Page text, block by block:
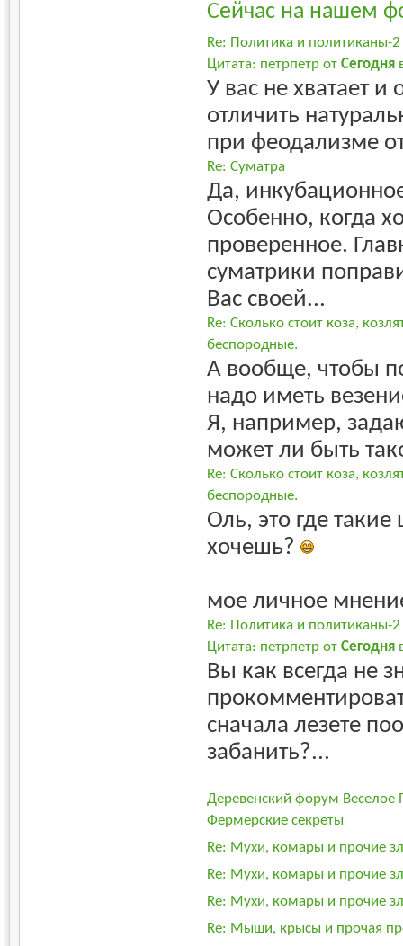
Сейчас на нашем
Re: Политика и политиканы-2
Цитата: петрпетр от Сегодня
У вас не хватает и
отличить
при феодализме
Re: Суматра
Да,
Особенно, когда
проверенное.
суматрики
Вас своей...
Re: Сколько стоит коза,
беспородные.
А вообще, чтобы
надо иметь
Я, например,
может ли быть
Re: Сколько стоит коза,
беспородные.
Оль, это где
хочешь?
мое личное
Re: Политика и политиканы-2
Цитата: петрпетр от Сегодня
Вы как всегда не
сначала лезете
забанить?...
Деревенский форум
Фермерские секреты
Re: Мухи, комары и прочие
Re: Мухи, комары и прочие
Re: Мухи, комары и прочие
Re: Мыши, крысы и прочая